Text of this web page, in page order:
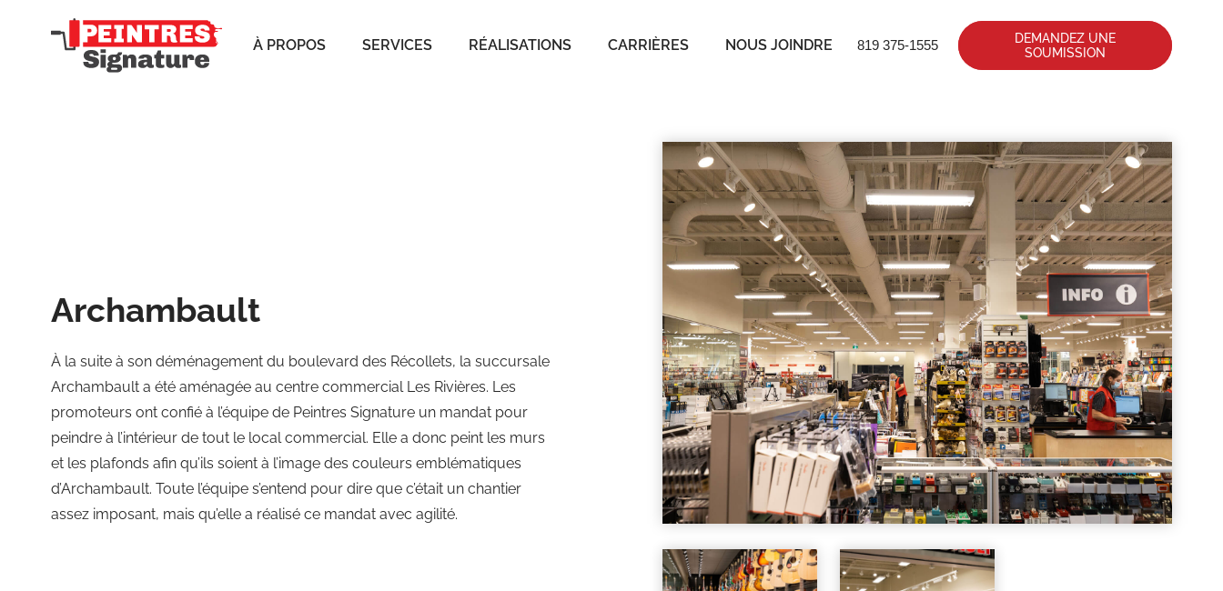
À PROPOS SERVICES RÉALISATIONS CARRIÈRES NOUS JOINDRE 819 375-1555
DEMANDEZ UNE
SOUMISSION
Archambault
À la suite à son déménagement du boulevard des Récollets, la succursale
Archambault a été aménagée au centre commercial Les Rivières. Les
promoteurs ont confié à l’équipe de Peintres Signature un mandat pour
peindre à l’intérieur de tout le local commercial. Elle a donc peint les murs
et les plafonds afin qu’ils soient à l’image des couleurs emblématiques
d’Archambault. Toute l’équipe s’entend pour dire que c’était un chantier
assez imposant, mais qu’elle a réalisé ce mandat avec agilité.